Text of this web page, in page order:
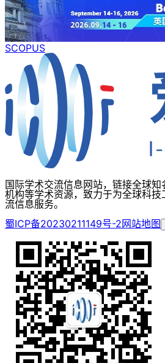
SCOPUS
国际学术交流信息网站，链接全球
机构等学术资源，致力于为全球科
流信息服务。
蜀ICP备20230211149号-2网站地图